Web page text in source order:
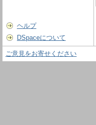
ヘルプ
DSpaceについて
ご意見をお寄せください